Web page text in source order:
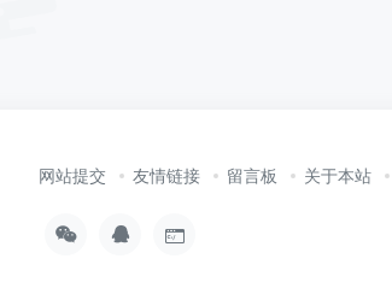
网站提交 友情链接 留言板 关于本站